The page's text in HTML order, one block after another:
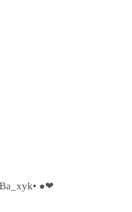
●❤